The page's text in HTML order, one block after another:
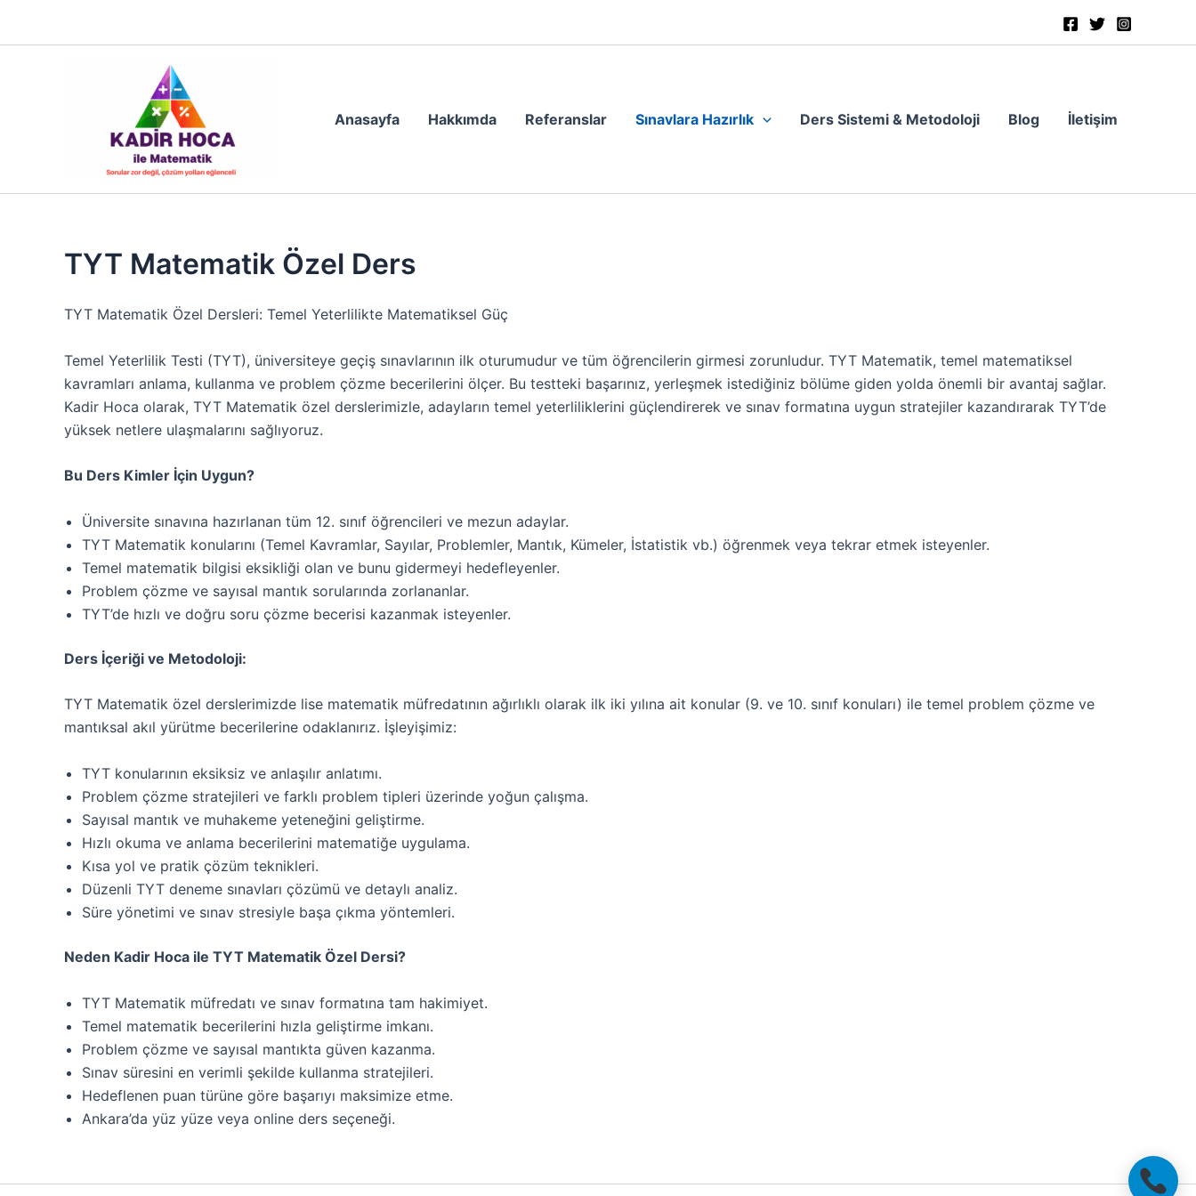
Anasayfa Hakkımda Referanslar Sınavlara Hazırlık Ders Sistemi & Metodoloji Blog İletişim
TYT Matematik Özel Ders
TYT Matematik Özel Dersleri: Temel Yeterlilikte Matematiksel Güç
Temel Yeterlilik Testi (TYT), üniversiteye geçiş sınavlarının ilk oturumudur ve tüm öğrencilerin girmesi zorunludur. TYT Matematik, temel matematiksel
kavramları anlama, kullanma ve problem çözme becerilerini ölçer. Bu testteki başarınız, yerleşmek istediğiniz bölüme giden yolda önemli bir avantaj sağlar.
Kadir Hoca olarak, TYT Matematik özel derslerimizle, adayların temel yeterliliklerini güçlendirerek ve sınav formatına uygun stratejiler kazandırarak TYT’de
yüksek netlere ulaşmalarını sağlıyoruz.
Bu Ders Kimler İçin Uygun?
Üniversite sınavına hazırlanan tüm 12. sınıf öğrencileri ve mezun adaylar.
TYT Matematik konularını (Temel Kavramlar, Sayılar, Problemler, Mantık, Kümeler, İstatistik vb.) öğrenmek veya tekrar etmek isteyenler.
Temel matematik bilgisi eksikliği olan ve bunu gidermeyi hedefleyenler.
Problem çözme ve sayısal mantık sorularında zorlananlar.
TYT’de hızlı ve doğru soru çözme becerisi kazanmak isteyenler.
Ders İçeriği ve Metodoloji:
TYT Matematik özel derslerimizde lise matematik müfredatının ağırlıklı olarak ilk iki yılına ait konular (9. ve 10. sınıf konuları) ile temel problem çözme ve
mantıksal akıl yürütme becerilerine odaklanırız. İşleyişimiz:
TYT konularının eksiksiz ve anlaşılır anlatımı.
Problem çözme stratejileri ve farklı problem tipleri üzerinde yoğun çalışma.
Sayısal mantık ve muhakeme yeteneğini geliştirme.
Hızlı okuma ve anlama becerilerini matematiğe uygulama.
Kısa yol ve pratik çözüm teknikleri.
Düzenli TYT deneme sınavları çözümü ve detaylı analiz.
Süre yönetimi ve sınav stresiyle başa çıkma yöntemleri.
Neden Kadir Hoca ile TYT Matematik Özel Dersi?
TYT Matematik müfredatı ve sınav formatına tam hakimiyet.
Temel matematik becerilerini hızla geliştirme imkanı.
Problem çözme ve sayısal mantıkta güven kazanma.
Sınav süresini en verimli şekilde kullanma stratejileri.
Hedeflenen puan türüne göre başarıyı maksimize etme.
Ankara’da yüz yüze veya online ders seçeneği.